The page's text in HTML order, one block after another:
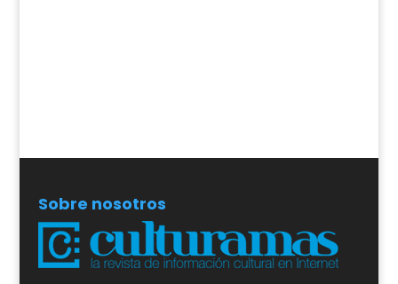
Sobre nosotros